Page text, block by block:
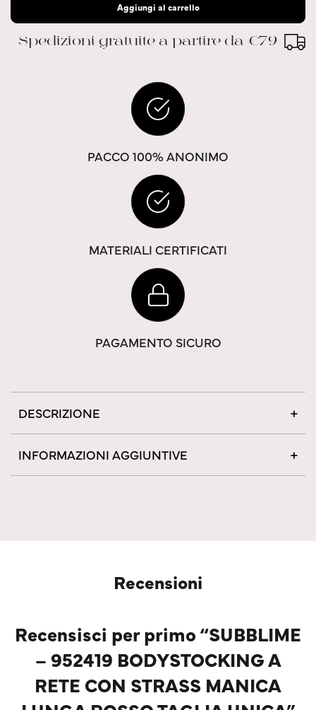
Aggiungi al carrello
Spedizioni gratuite a partire da €79
PACCO 100% ANONIMO
MATERIALI CERTIFICATI
PAGAMENTO SICURO
DESCRIZIONE
INFORMAZIONI AGGIUNTIVE
Recensioni
Recensisci per primo “SUBBLIME
– 952419 BODYSTOCKING A
RETE CON STRASS MANICA